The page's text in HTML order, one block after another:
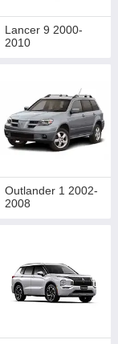
Lancer 9 2000-
2010
Outlander 1 2002-
2008